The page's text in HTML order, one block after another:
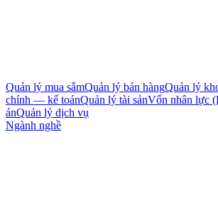
Quản lý mua sắmQuản lý bán hàngQuản lý
chính — kế toánQuản lý tài sảnVốn nhân lực
ánQuản lý dịch vụ
Ngành nghề